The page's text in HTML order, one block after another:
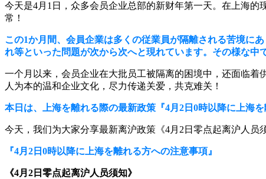
今天是4月1日，众多会员企业总部的新财年第一天。在上海
常！
この1か月間、会員企業は多くの従業員が隔離される苦境に
れ等といった問題が次から次へと現れています。その様な中
一个月以来，会员企业在大批员工被隔离的困境中，还面临
人为本的温和企业文化，尽力传递关爱，共克难关！
本日は、上海を離れる際の最新政策『4月2日0時以降に上海
今天，我们为大家分享最新离沪政策《4月2日零点起离沪人员
『4月2日0時以降に上海を離れる方への注意事項』
《4月2日零点起离沪人员须知》